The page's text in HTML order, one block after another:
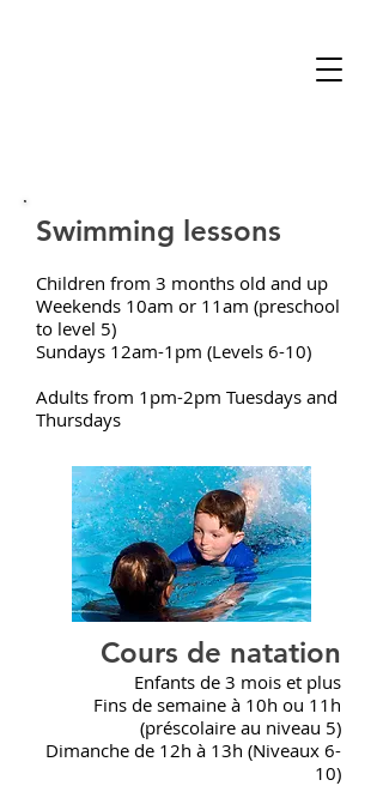
Swimming lessons
Children from 3 months old and up
Weekends 10am or 11am (preschool
to level 5)
Sundays 12am-1pm (Levels 6-10)
Adults from 1pm-2pm Tuesdays and
Thursdays
Cours de natation
Enfants de 3 mois et plus
Fins de semaine à 10h ou 11h
(préscolaire au niveau 5)
Dimanche de 12h à 13h (Niveaux 6-
10)